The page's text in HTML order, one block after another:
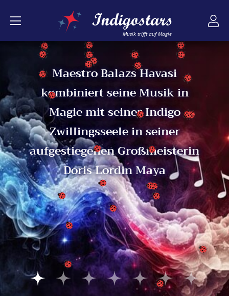
Musik trifft auf Magie
Maestro Balazs Havasi
kombiniert seine Musik in
Magie mit seiner Indigo
Zwillingsseele in seiner
aufgestiegenen Großmeisterin
Doris Lordin Maya